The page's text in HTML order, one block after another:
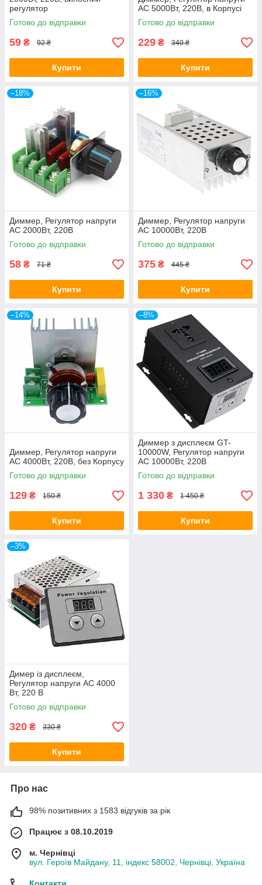
регулятор
Готово до відправки
59 ₴ 92 ₴
Купити
AC 5000Вт, 220В, в Корпусі
Готово до відправки
229 ₴ 340 ₴
Купити
–18%
Диммер, Регулятор напруги
AC 2000Вт, 220В
Готово до відправки
58 ₴ 71 ₴
Купити
–16%
Диммер, Регулятор напруги
AC 10000Вт, 220В
Готово до відправки
375 ₴ 445 ₴
Купити
–14%
Диммер, Регулятор напруги
AC 4000Вт, 220В, без Корпусу
Готово до відправки
129 ₴ 150 ₴
Купити
–8%
Диммер з дисплеєм GT-
10000W, Регулятор напруги
AC 10000Вт, 220В
Готово до відправки
1 330 ₴ 1 450 ₴
Купити
–3%
Димер із дисплеєм,
Регулятор напруги AC 4000
Вт, 220 В
Готово до відправки
320 ₴ 330 ₴
Купити
Про нас
98% позитивних з 1583 відгуків за рік
Працює з 08.10.2019
м. Чернівці
вул. Героїв Майдану, 11, індекс 58002, Чернівці, Україна